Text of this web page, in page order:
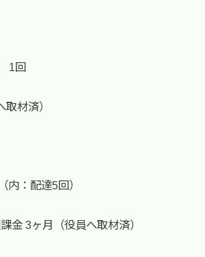
1回
取材済）
内：配達5回）
金 3ヶ月（役員へ取材済）